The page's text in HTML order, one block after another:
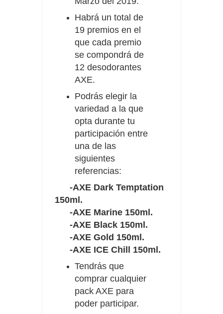
Habrá un total de
19 premios en el
que cada premio
se compondrá de
12 desodorantes
AXE.
Podrás elegir la
variedad a la que
opta durante tu
participación entre
una de las
siguientes
referencias:
-AXE Dark Temptation
150ml.
-AXE Marine 150ml.
-AXE Black 150ml.
-AXE Gold 150ml.
-AXE ICE Chill 150ml.
Tendrás que
comprar cualquier
pack AXE para
poder participar.